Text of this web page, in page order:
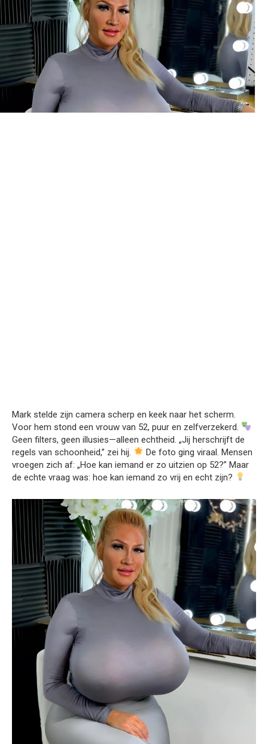
Mark stelde zijn camera scherp en keek naar het scherm.
Voor hem stond een vrouw van 52, puur en zelfverzekerd.
Geen filters, geen illusies—alleen echtheid. „Jij herschrijft de
regels van schoonheid,” zei hij.
De foto ging viraal. Mensen
vroegen zich af: „Hoe kan iemand er zo uitzien op 52?” Maar
de echte vraag was: hoe kan iemand zo vrij en echt zijn?